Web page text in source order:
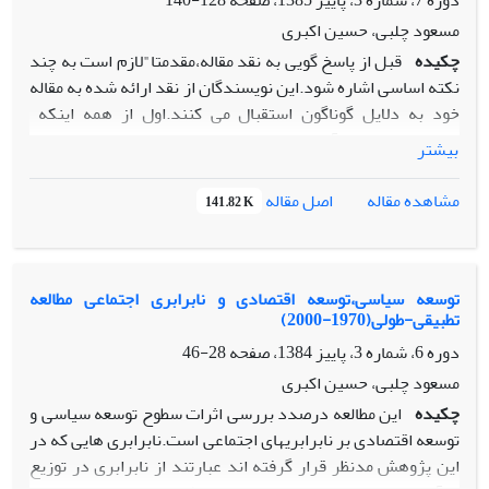
است. بنابراین یک الگوی بازنمایی (نظریه ابزاری) وجودشناختی از
عاملیت و ساختار ارائه شده و سعی شده است تا با استفاده از
عناصر نظری این الگوی بازنمایی، قضایای نظری شکل­گیری اجتماع
ملی بر مبنای الگوی جامعه شناختی پیشنهادشده، ارائه گردد.
مسعود چلبی، حسین اکبری
چکیده قبل از پاسخ گویی به نقد مقاله،مقدمتا"لازم است به چند
نکته اساسی اشاره شود.این نویسندگان از نقد ارائه شده به مقاله
خود به دلایل گوناگون استقبال می کنند.اول از همه اینکه
امیدواریم این سرآغازی برای نقدهای سازنده در علوم اجتماعی
باشد.در صورتی که نقدها با انگیزه پیشرفت علمی انجام شود،عملا
می توانند به عنوان نوعی کنترل کیفیت در تولید علم نقش
سازنده ایفا نمایند.ضمنا امیدواریم نقد علمی به همراه خود
فرهنگ لازم برای رشد اجتماع علمی را برای علوم اجتماعی در
سعی نموده به روش علمی و موشکافانه انتقادات خود را بیان
نماید،اما به دفعات در آستانه شکیبایی علمی خود به سرعت عبور
کرده و مکرر صحبت از "عدم اعتبار نتایج تحقیق نموده است".بهتر
بود این منتقد مکرر پرش در نتیجه گیری زود رس انجام نمیداد.
بیشتر
مشاهده مقاله
اصل مقاله 141.82 K
توسعه سیاسی،توسعه اقتصادی و نابرابری اجتماعی مطالعه
تطبیقی-طولی(1970-2000)
دوره 6، شماره 3، پاییز 1384، صفحه
28-46
مسعود چلبی، حسین اکبری
چکیده این مطالعه درصدد بررسی اثرات سطوح توسعه سیاسی و
توسعه اقتصادی بر نابرابریهای اجتماعی است.نابرابری هایی که در
این پژوهش مدنظر قرار گرفته اند عبارتند از نابرابری در توزیع